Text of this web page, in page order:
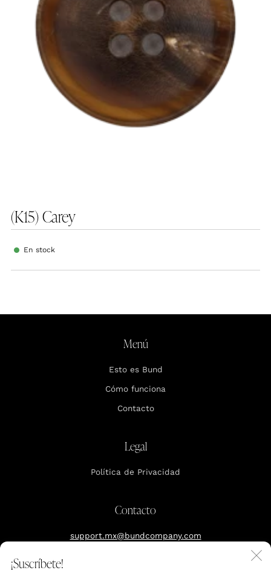
¡Suscríbete!
(K15) Carey
En stock
Menú
Esto es Bund
Cómo funciona
Contacto
Legal
Política de Privacidad
Contacto
support.mx@bundcompany.com